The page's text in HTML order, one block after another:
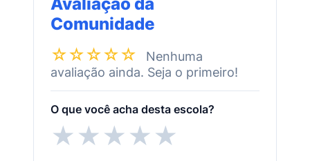
Avaliação da
Comunidade
☆☆☆☆☆
Nenhuma
avaliação ainda. Seja o primeiro!
O que você acha desta escola?
★★★★★